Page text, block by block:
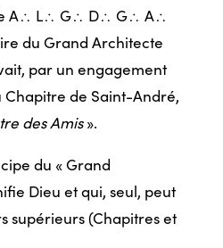
A/ L/ G/ D/ G/ A/
du Grand Architecte
par un engagement
Chapitre de Saint-André,
des Amis».
du « Grand
Dieu et qui, seul, peut
supérieurs (Chapitres et